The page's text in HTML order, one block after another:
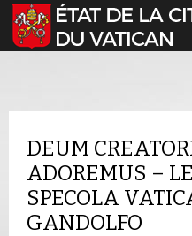
Sélectionnez votre langue
DEUM
ADOREMUS –
SPECOLA
GANDOLFO